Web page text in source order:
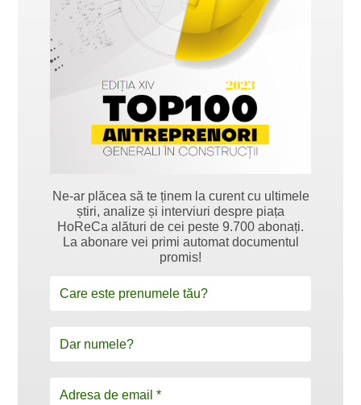
Ne-ar plăcea să te ținem la curent cu ultimele
știri, analize și interviuri despre piața
HoReCa alături de cei peste 9.700 abonați.
La abonare vei primi automat documentul
promis!